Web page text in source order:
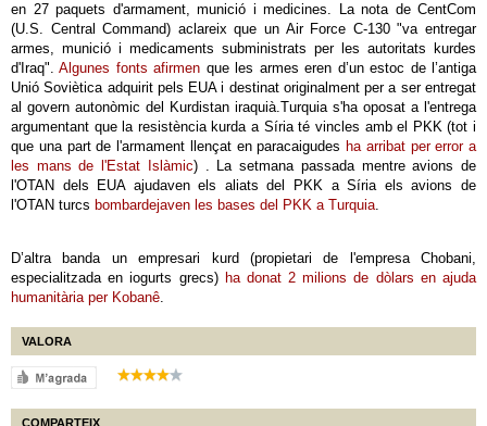
en 27 paquets d'armament, munició i medicines. La nota de CentCom
(U.S. Central Command) aclareix que un Air Force C-130 "va entregar
armes, munició i medicaments subministrats per les autoritats kurdes
d'Iraq".Algunes fonts afirmen que les armes eren d’un estoc de l’antiga
Unió Soviètica adquirit pels EUA i destinat originalment per a ser entregat
al govern autonòmic del Kurdistan iraquià.Turquia s'ha oposat a l'entrega
argumentant que la resistència kurda a Síria té vincles amb el PKK (tot i
que una part de l'armament llençat en paracaigudes ha arribat per error a
les mans de l'Estat Islàmic) . La setmana passada mentre avions de
l'OTAN dels EUA ajudaven els aliats del PKK a Síria els avions de
l'OTAN turcs bombardejaven les bases del PKK a Turquia.
D’altra banda un empresari kurd (propietari de l'empresa Chobani,
especialitzada en iogurts grecs) ha donat 2 milions de dòlars en ajuda
humanitària per Kobanê.
VALORA
COMPARTEIX